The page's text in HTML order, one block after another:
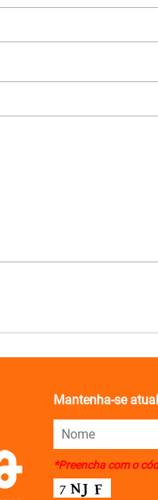
Mantenha-se
*Preencha com o